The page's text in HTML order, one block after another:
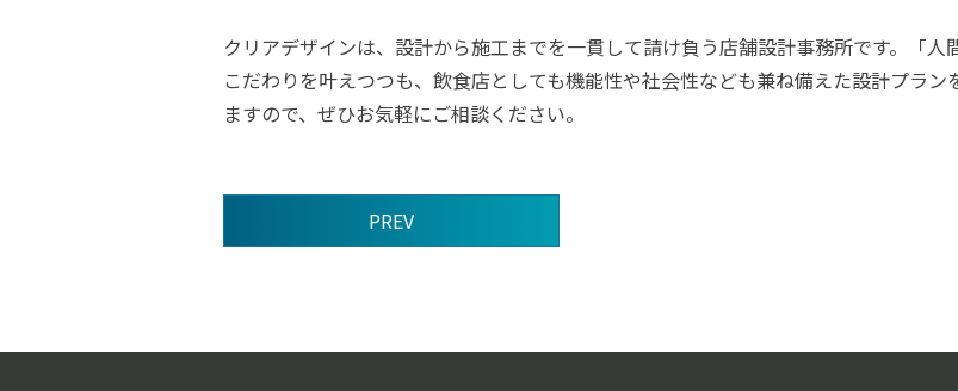
クリアデザインは、設計から施工までを一貫して請け負う店舗設計事務所です。「
こだわりを叶えつつも、飲食店としても機能性や社会性なども兼ね備えた設計プラ
ますので、ぜひお気軽にご相談ください。
記
PREV